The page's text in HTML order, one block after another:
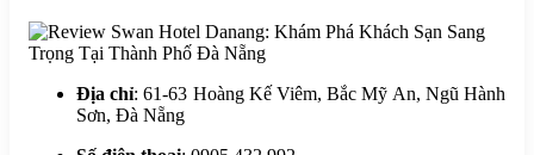
Địa chỉ: 61-63 Hoàng Kế Viêm, Bắc Mỹ An, Ngũ Hành
Sơn, Đà Nẵng